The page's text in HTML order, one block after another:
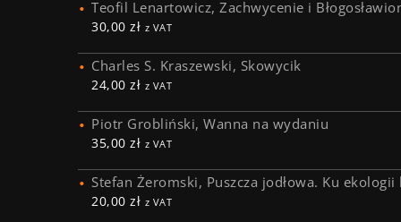
Teofil Lenartowicz, Zachwycenie i
30,00 zł z VAT
Charles S. Kraszewski, Skowycik
24,00 zł z VAT
Piotr Grobliński, Wanna na wydaniu
35,00 zł z VAT
Stefan Żeromski, Puszcza jodłowa. Ku
20,00 zł z VAT